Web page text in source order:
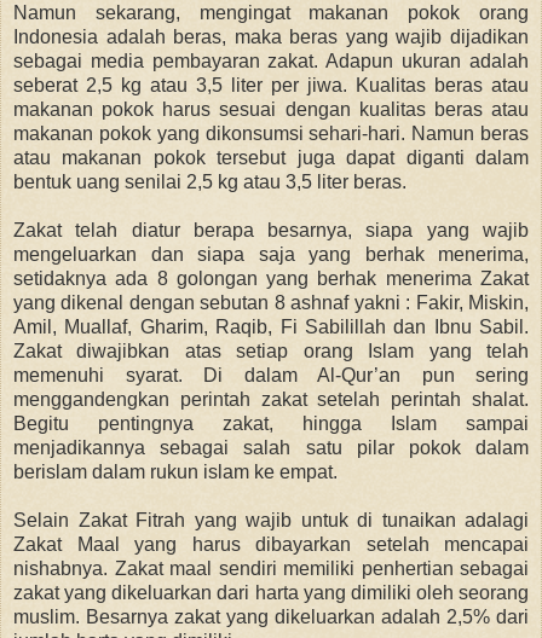
Namun sekarang, mengingat makanan pokok orang
Indonesia adalah beras, maka beras yang wajib dijadikan
sebagai media pembayaran zakat. Adapun ukuran adalah
seberat 2,5 kg atau 3,5 liter per jiwa. Kualitas beras atau
makanan pokok harus sesuai dengan kualitas beras atau
makanan pokok yang dikonsumsi sehari-hari. Namun beras
atau makanan pokok tersebut juga dapat diganti dalam
bentuk uang senilai 2,5 kg atau 3,5 liter beras.
Zakat telah diatur berapa besarnya, siapa yang wajib
mengeluarkan dan siapa saja yang berhak menerima,
setidaknya ada 8 golongan yang berhak menerima Zakat
yang dikenal dengan sebutan 8 ashnaf yakni : Fakir, Miskin,
Amil, Muallaf, Gharim, Raqib, Fi Sabilillah dan Ibnu Sabil.
Zakat diwajibkan atas setiap orang Islam yang telah
memenuhi syarat. Di dalam Al-Qur’an pun sering
menggandengkan perintah zakat setelah perintah shalat.
Begitu pentingnya zakat, hingga Islam sampai
menjadikannya sebagai salah satu pilar pokok dalam
berislam dalam rukun islam ke empat.
Selain Zakat Fitrah yang wajib untuk di tunaikan adalagi
Zakat Maal yang harus dibayarkan setelah mencapai
nishabnya. Zakat maal sendiri memiliki penhertian sebagai
zakat yang dikeluarkan dari harta yang dimiliki oleh seorang
muslim. Besarnya zakat yang dikeluarkan adalah 2,5% dari